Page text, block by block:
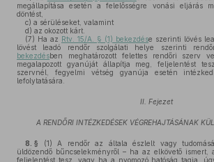
megállapítása esetén a felelősségre vonási eljárás
döntést,
c) a sérüléseket, valamint
d) az okozott kárt.
(7) Ha az Rtv. 15/A. § (1) bekezdése szerinti lövés
lövést leadó rendőr szolgálati helye szerinti
bekezdésben meghatározott felettes rendőri szerv
megalapozott gyanúját állapítja meg, feljelentést
szervnél, fegyelmi vétség gyanúja esetén
lefolytatására.
II. Fejezet
A RENDŐRI INTÉZKEDÉSEK VÉGREHAJTÁSÁNAK
8. § (1) A rendőr az általa észlelt vagy
üldözendő bűncselekményről – ha az elkövető ismert,
feljelentést tesz, vagy ha a nyomozó hatóság tagja,